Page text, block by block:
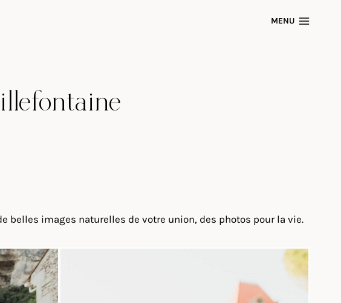
MENU
belles images naturelles de votre union, des photos pour la vie.